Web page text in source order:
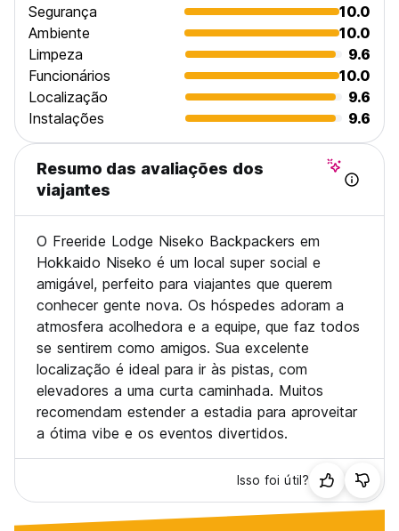
Segurança
10.0
Ambiente
10.0
Limpeza
9.6
Funcionários
10.0
Localização
9.6
Instalações
9.6
Resumo das avaliações dos
viajantes
O Freeride Lodge Niseko Backpackers em
Hokkaido Niseko é um local super social e
amigável, perfeito para viajantes que querem
conhecer gente nova. Os hóspedes adoram a
atmosfera acolhedora e a equipe, que faz todos
se sentirem como amigos. Sua excelente
localização é ideal para ir às pistas, com
elevadores a uma curta caminhada. Muitos
recomendam estender a estadia para aproveitar
a ótima vibe e os eventos divertidos.
Isso foi útil?